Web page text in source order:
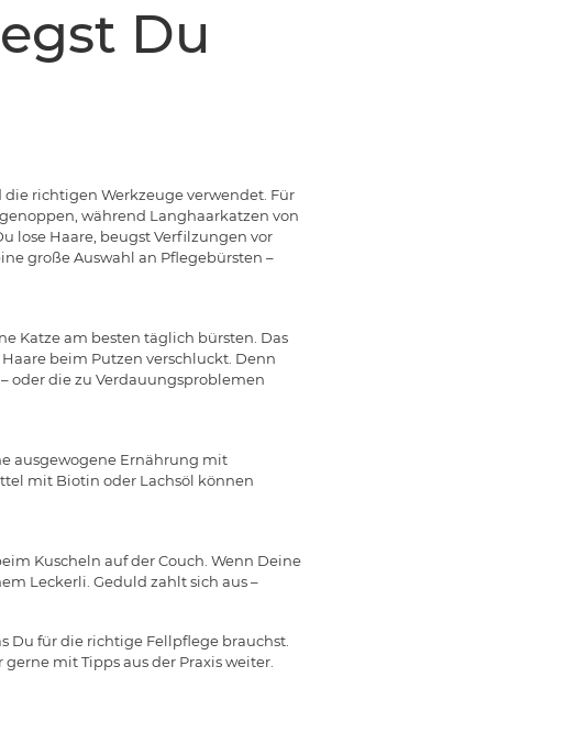
Du
richtigen Werkzeuge verwendet. Für
während Langhaarkatzen von
lose Haare, beugst Verfilzungen vor
große Auswahl an Pflegebürsten –
Katze am besten täglich bürsten. Das
beim Putzen verschluckt. Denn
oder die zu Verdauungsproblemen
ausgewogene Ernährung mit
mit Biotin oder Lachsöl können
Kuscheln auf der Couch. Wenn Deine
Leckerli. Geduld zahlt sich aus –
Du für die richtige Fellpflege brauchst.
mit Tipps aus der Praxis weiter.